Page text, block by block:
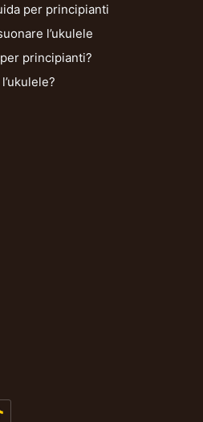
per principianti
l’ukulele
principianti?